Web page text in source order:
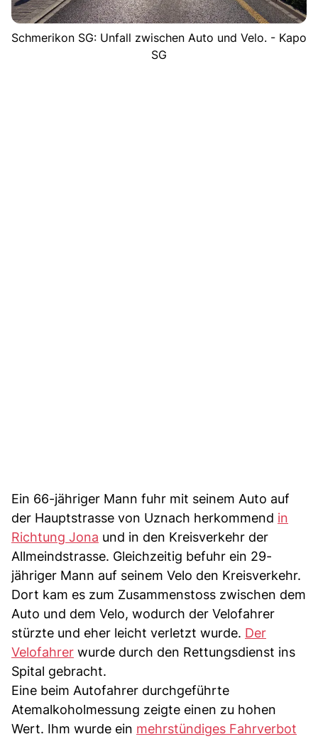
Schmerikon SG: Unfall zwischen Auto und Velo. - Kapo
SG
Ein 66-jähriger Mann fuhr mit seinem Auto auf
der Hauptstrasse von Uznach herkommend in
Richtung Jona und in den Kreisverkehr der
Allmeindstrasse. Gleichzeitig befuhr ein 29-
jähriger Mann auf seinem Velo den Kreisverkehr.
Dort kam es zum Zusammenstoss zwischen dem
Auto und dem Velo, wodurch der Velofahrer
stürzte und eher leicht verletzt wurde. Der
Velofahrer wurde durch den Rettungsdienst ins
Spital gebracht.
Eine beim Autofahrer durchgeführte
Atemalkoholmessung zeigte einen zu hohen
Wert. Ihm wurde ein mehrstündiges Fahrverbot